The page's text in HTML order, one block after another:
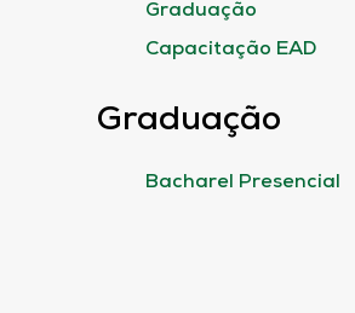
Graduação
Capacitação EAD
Graduação
Bacharel Presencial